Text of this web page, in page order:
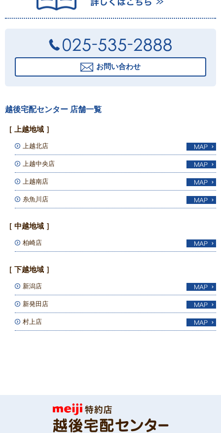
お問い合わせ
越後宅配センター 店舗一覧
［ 上越地域 ］
上越北店
上越中央店
上越南店
糸魚川店
［ 中越地域 ］
柏崎店
［ 下越地域 ］
新潟店
新発田店
村上店